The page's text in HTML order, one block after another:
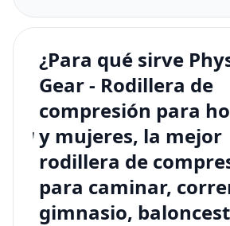
¿Para qué sirve
Gear - Rodillera de
compresión para
y mujeres, la mejor
rodillera de
para caminar,
gimnasio,